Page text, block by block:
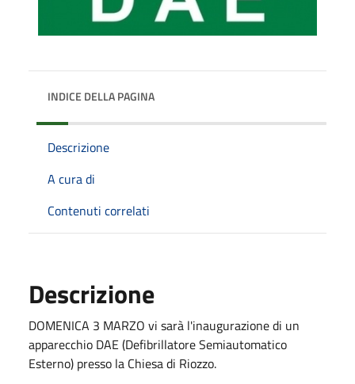
INDICE DELLA PAGINA
Descrizione
A cura di
Contenuti correlati
Descrizione
DOMENICA 3 MARZO vi sarà l'inaugurazione di un
apparecchio DAE (Defibrillatore Semiautomatico
Esterno) presso la Chiesa di Riozzo.